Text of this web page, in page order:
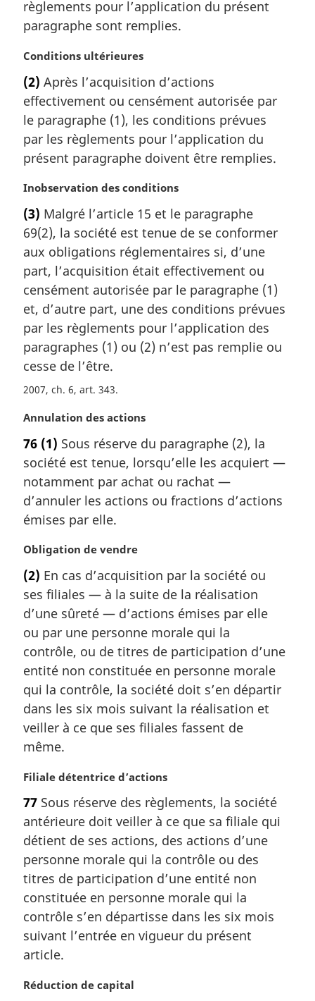
i
n
l
:
règlements pour l’application du présent
paragraphe sont remplies.
N
t
e
m
r
g
n
a
l
e
:
Conditions ultérieures
(2) Après l’acquisition d’actions
effectivement ou censément autorisée par
le paragraphe (1), les conditions prévues
par les règlements pour l’application du
présent paragraphe doivent être remplies.
N
t
e
m
a
r
g
i
n
a
l
e
:
Inobservation des conditions
(3) Malgré l’article 15 et le paragraphe
69(2), la société est tenue de se conformer
aux obligations réglementaires si, d’une
part, l’acquisition était effectivement ou
censément autorisée par le paragraphe (1)
et, d’autre part, une des conditions prévues
par les règlements pour l’application des
paragraphes (1) ou (2) n’est pas remplie ou
cesse de l’être.
2007, ch. 6, art. 343
N
t
e
m
a
g
n
a
e
:
Annulation des actions
76 (1) Sous réserve du paragraphe (2), la
société est tenue, lorsqu’elle les acquiert —
notamment par achat ou rachat —
d’annuler les actions ou fractions d’actions
émises par elle.
N
t
e
m
a
g
i
n
a
e
:
Obligation de vendre
(2) En cas d’acquisition par la société ou
ses filiales — à la suite de la réalisation
d’une sûreté — d’actions émises par elle
ou par une personne morale qui la
contrôle, ou de titres de participation d’une
entité non constituée en personne morale
qui la contrôle, la société doit s’en départir
dans les six mois suivant la réalisation et
veiller à ce que ses filiales fassent de
même.
N
t
e
m
a
r
g
i
n
a
e
:
Filiale détentrice d’actions
77 Sous réserve des règlements, la société
antérieure doit veiller à ce que sa filiale qui
détient de ses actions, des actions d’une
personne morale qui la contrôle ou des
titres de participation d’une entité non
constituée en personne morale qui la
contrôle s’en départisse dans les six mois
suivant l’entrée en vigueur du présent
article.
N
Réduction de capital